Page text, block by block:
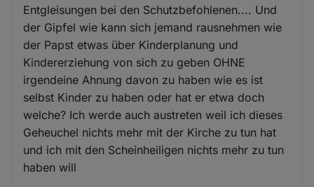
Entgleisungen bei den Schutzbefohlenen.... Und
der Gipfel wie kann sich jemand rausnehmen wie
der Papst etwas über Kinderplanung und
Kindererziehung von sich zu geben OHNE
irgendeine Ahnung davon zu haben wie es ist
selbst Kinder zu haben oder hat er etwa doch
welche? Ich werde auch austreten weil ich dieses
Geheuchel nichts mehr mit der Kirche zu tun hat
und ich mit den Scheinheiligen nichts mehr zu tun
haben will